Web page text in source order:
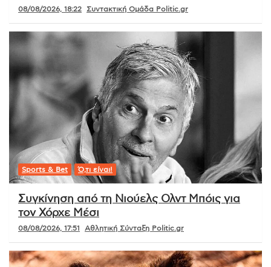
08/08/2026, 18:22 Συντακτική Ομάδα Politic.gr
Sports & Bet Ό,τι είναι!
Συγκίνηση από τη Νιούελς Ολντ Μπόις για
τον Χόρχε Μέσι
08/08/2026, 17:51 Αθλητική Σύνταξη Politic.gr